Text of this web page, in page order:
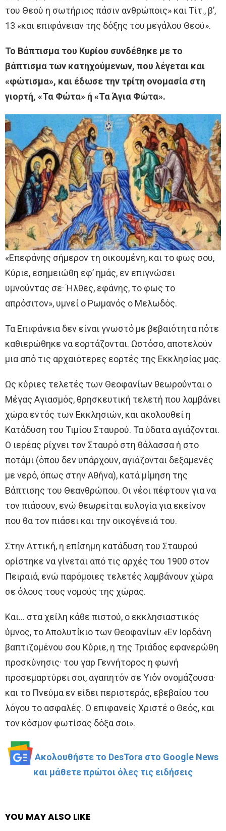
του Θεού η σωτήριος πάσιν ανθρώποις» και Τίτ., β’,
13 «και επιφάνειαν της δόξης του μεγάλου Θεού».
Το Βάπτισμα του Κυρίου συνδέθηκε με το
βάπτισμα των κατηχούμενων, που λέγεται και
«φώτισμα», και έδωσε την τρίτη ονομασία στη
γιορτή, «Τα Φώτα» ή «Τα Άγια Φώτα».
«Επεφάνης σήμερον τη οικουμένη, και το φως σου,
Κύριε, εσημειώθη εφ’ ημάς, εν επιγνώσει
υμνούντας σε· Ήλθες, εφάνης, το φως το
απρόσιτον», υμνεί ο Ρωμανός ο Μελωδός.
Τα Επιφάνεια δεν είναι γνωστό με βεβαιότητα πότε
καθιερώθηκε να εορτάζονται. Ωστόσο, αποτελούν
μια από τις αρχαιότερες εορτές της Εκκλησίας μας.
Ως κύριες τελετές των Θεοφανίων θεωρούνται ο
Μέγας Αγιασμός, θρησκευτική τελετή που λαμβάνει
χώρα εντός των Εκκλησιών, και ακολουθεί η
Κατάδυση του Τιμίου Σταυρού. Τα ύδατα αγιάζονται.
Ο ιερέας ρίχνει τον Σταυρό στη θάλασσα ή στο
ποτάμι (όπου δεν υπάρχουν, αγιάζονται δεξαμενές
με νερό, όπως στην Αθήνα), κατά μίμηση της
Βάπτισης του Θεανθρώπου. Οι νέοι πέφτουν για να
τον πιάσουν, ενώ θεωρείται ευλογία για εκείνον
που θα τον πιάσει και την οικογένειά του.
Στην Αττική, η επίσημη κατάδυση του Σταυρού
ορίστηκε να γίνεται από τις αρχές του 1900 στον
Πειραιά, ενώ παρόμοιες τελετές λαμβάνουν χώρα
σε όλους τους νομούς της χώρας.
Και… στα χείλη κάθε πιστού, ο εκκλησιαστικός
ύμνος, το Απολυτίκιο των Θεοφανίων «Εν Ιορδάνη
βαπτιζομένου σου Κύριε, η της Τριάδος εφανερώθη
προσκύνησις· του γαρ Γεννήτορος η φωνή
προσεμαρτύρει σοι, αγαπητόν σε Υιόν ονομάζουσα·
και το Πνεύμα εν είδει περιστεράς, εβεβαίου του
λόγου το ασφαλές. Ο επιφανείς Χριστέ ο Θεός, και
τον κόσμον φωτίσας δόξα σοι».
Ακολουθήστε το DesTora στο Google News
και μάθετε πρώτοι όλες τις ειδήσεις
YOU MAY ALSO LIKE